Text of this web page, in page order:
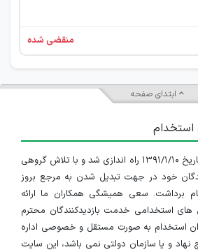
منقضی شده
ابتدای صفحه
استخدام
سایت ایران استخدام در تاریخ ۱۳۹۱/۱/۱۰ راه اندازی شد و با تلاش گروهی
خود در جهت تبدیل شدن به مرجع بروز
برداشت. سعی همیشگی همکاران ما ارائه
استخدامی خدمت بازدیدکنندگان محترم
استخدام به صورت مستقل و خصوصی اداره
و یا سازمان دولتی نمی باشد، این سایت